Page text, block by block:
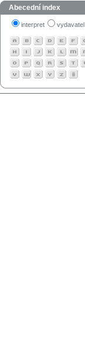
Abecední index
interpret vydavatel